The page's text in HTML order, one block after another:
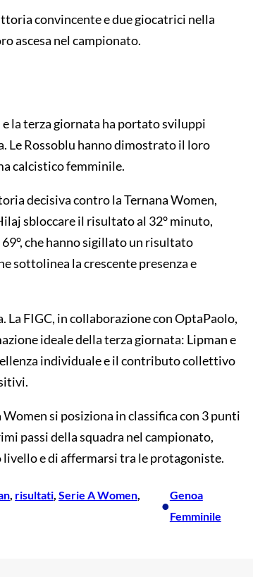
convincente e due giocatrici nella
ascesa nel campionato.
la terza giornata ha portato sviluppi
Le Rossoblu hanno dimostrato il loro
calcistico femminile.
decisiva contro la Ternana Women,
sbloccare il risultato al 32° minuto,
che hanno sigillato un risultato
sottolinea la crescente presenza e
La FIGC, in collaborazione con OptaPaolo,
ideale della terza giornata: Lipman e
individuale e il contributo collettivo
si posiziona in classifica con 3 punti
passi della squadra nel campionato,
e di affermarsi tra le protagoniste.
, risultati, Serie A Women
•
Genoa
Femminile